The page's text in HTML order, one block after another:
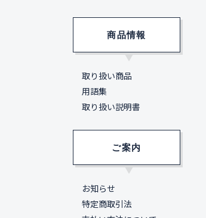
商品情報
取り扱い商品
用語集
取り扱い説明書
ご案内
お知らせ
特定商取引法